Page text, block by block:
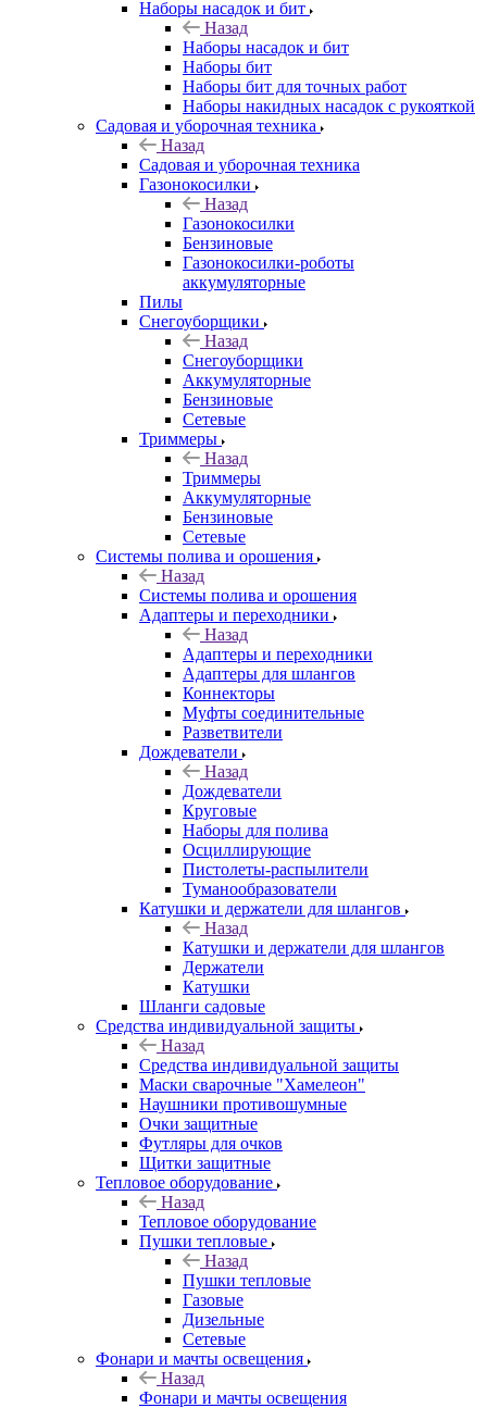
Наборы насадок и бит
Назад
Наборы насадок и бит
Наборы бит
Наборы бит для точных работ
Наборы накидных насадок с рукояткой
Садовая и уборочная техника
Назад
Садовая и уборочная техника
Газонокосилки
Назад
Газонокосилки
Бензиновые
Газонокосилки-роботы
аккумуляторные
Пилы
Снегоуборщики
Назад
Снегоуборщики
Аккумуляторные
Бензиновые
Сетевые
Триммеры
Назад
Триммеры
Аккумуляторные
Бензиновые
Сетевые
Системы полива и орошения
Назад
Системы полива и орошения
Адаптеры и переходники
Назад
Адаптеры и переходники
Адаптеры для шлангов
Коннекторы
Муфты соединительные
Разветвители
Дождеватели
Назад
Дождеватели
Круговые
Наборы для полива
Осциллирующие
Пистолеты-распылители
Туманообразователи
Катушки и держатели для шлангов
Назад
Катушки и держатели для шлангов
Держатели
Катушки
Шланги садовые
Средства индивидуальной защиты
Назад
Средства индивидуальной защиты
Маски сварочные "Хамелеон"
Наушники противошумные
Очки защитные
Футляры для очков
Щитки защитные
Тепловое оборудование
Назад
Тепловое оборудование
Пушки тепловые
Назад
Пушки тепловые
Газовые
Дизельные
Сетевые
Фонари и мачты освещения
Назад
Фонари и мачты освещения